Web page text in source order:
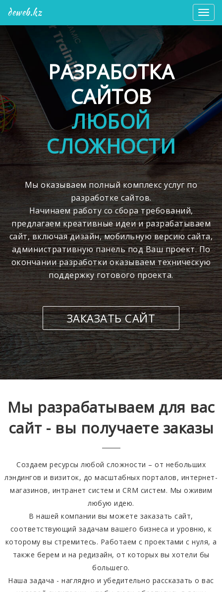
deweb.kz
РАЗРАБОТКА
САЙТОВ
ЛЮБОЙ
СЛОЖНОСТИ
Мы оказываем полный комплекс услуг по
разработке сайтов.
Начинаем работу со сбора требований,
предлагаем креативные идеи и разрабатываем
сайт, включая дизайн, мобильную версию сайта,
административную панель под Ваш проект. По
окончании разработки оказываем техническую
поддержку готового проекта.
ЗАКАЗАТЬ САЙТ
Мы разрабатываем для вас
сайт - вы получаете заказы
Создаем ресурсы любой сложности – от небольших
лэндингов и визиток, до масштабных порталов, интернет-
магазинов, интранет систем и CRM систем. Мы оживим
любую идею.
В нашей компании вы можете заказать сайт,
соответствующий задачам вашего бизнеса и уровню, к
которому вы стремитесь. Работаем с проектами с нуля, а
также берем и на редизайн, от которых вы хотели бы
большего.
Наша задача - наглядно и убедительно рассказать о вас